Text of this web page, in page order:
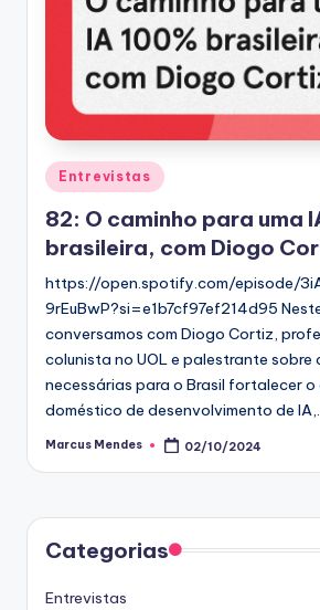
Posted
in
Entrevistas
82: O caminho para uma
brasileira, com Diogo
https://open.spotify.com/episode/
9rEuBwP?si=e1b7cf97ef214d95
conversamos com Diogo Cortiz,
colunista no UOL e palestrante sobre
necessárias para o Brasil fortalecer o
doméstico de desenvolvimento de
Posted
Marcus Mendes 02/10/2024
Categorias
Entrevistas